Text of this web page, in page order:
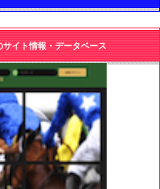
イト情報・データベース